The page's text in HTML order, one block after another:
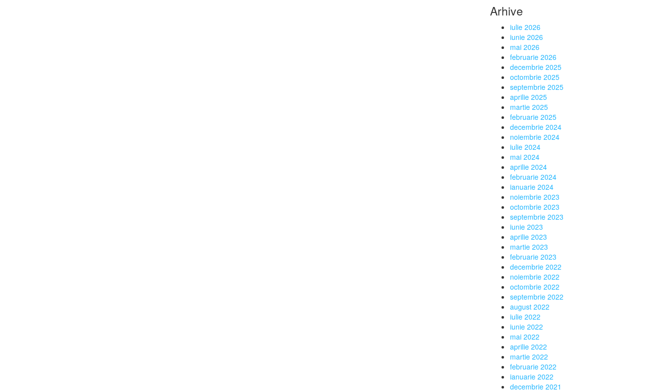
Arhive
iulie 2026
iunie 2026
mai 2026
februarie 2026
decembrie 2025
octombrie 2025
septembrie 2025
aprilie 2025
martie 2025
februarie 2025
decembrie 2024
noiembrie 2024
iulie 2024
mai 2024
aprilie 2024
februarie 2024
ianuarie 2024
noiembrie 2023
octombrie 2023
septembrie 2023
iunie 2023
aprilie 2023
martie 2023
februarie 2023
decembrie 2022
noiembrie 2022
octombrie 2022
septembrie 2022
august 2022
iulie 2022
iunie 2022
mai 2022
aprilie 2022
martie 2022
februarie 2022
ianuarie 2022
decembrie 2021